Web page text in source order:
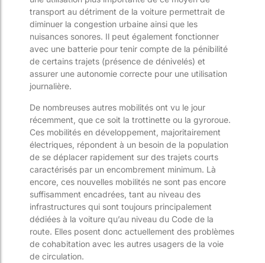
transport au détriment de la voiture permettrait de
diminuer la congestion urbaine ainsi que les
nuisances sonores. Il peut également fonctionner
avec une batterie pour tenir compte de la pénibilité
de certains trajets (présence de dénivelés) et
assurer une autonomie correcte pour une utilisation
journalière.
De nombreuses autres mobilités ont vu le jour
récemment, que ce soit la trottinette ou la gyroroue.
Ces mobilités en développement, majoritairement
électriques, répondent à un besoin de la population
de se déplacer rapidement sur des trajets courts
caractérisés par un encombrement minimum. Là
encore, ces nouvelles mobilités ne sont pas encore
suffisamment encadrées, tant au niveau des
infrastructures qui sont toujours principalement
dédiées à la voiture qu’au niveau du Code de la
route. Elles posent donc actuellement des problèmes
de cohabitation avec les autres usagers de la voie
de circulation.